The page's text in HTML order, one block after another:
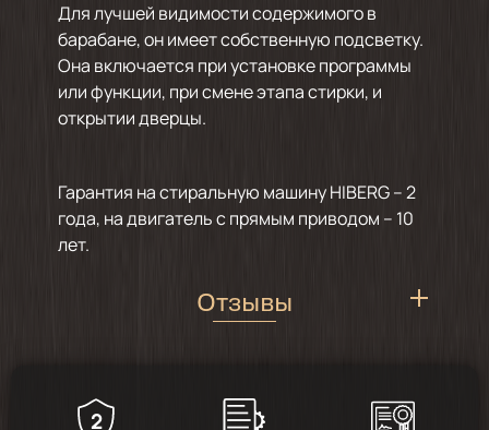
Для лучшей видимости содержимого в
барабане, он имеет собственную подсветку.
Она включается при установке программы
или функции, при смене этапа стирки, и
открытии дверцы.
Гарантия на стиральную машину HIBERG – 2
года, на двигатель с прямым приводом – 10
лет.
Отзывы
2